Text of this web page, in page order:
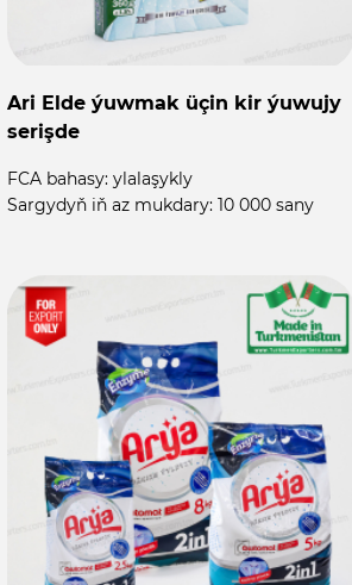
Ari Elde ýuwmak üçin kir ýuwujy
serişde
FCA bahasy: ylalaşykly
Sargydyň iň az mukdary: 10 000 sany